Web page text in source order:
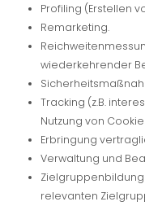
Profiling (Erstellen
Remarketing.
wiederkehrender
Tracking (z.B.
Nutzung von
Erbringung
Verwaltung und
relevanten